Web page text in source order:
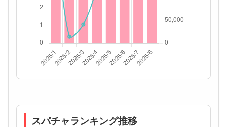
スパチャランキング推移